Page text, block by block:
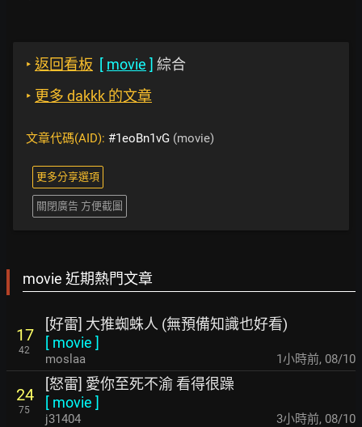
‣ 返回看板 [ movie ] 綜合
‣ 更多 dakkk 的文章
文章代碼(AID): #1eoBn1vG (movie)
更多分享選項
關閉廣告 方便截圖
movie 近期熱門文章
17
42
[好雷] 大推蜘蛛人 (無預備知識也好看)
[ movie ]
moslaa 1小時前, 08/10
24
75
[怒雷] 愛你至死不渝 看得很躁
[ movie ]
j31404 3小時前, 08/10